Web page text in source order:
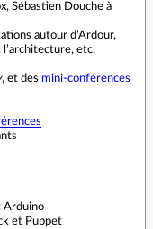
Sébastien Douche à
autour d’Ardour,
l’architecture, etc.
, et des mini-conférences
Arduino
et Puppet